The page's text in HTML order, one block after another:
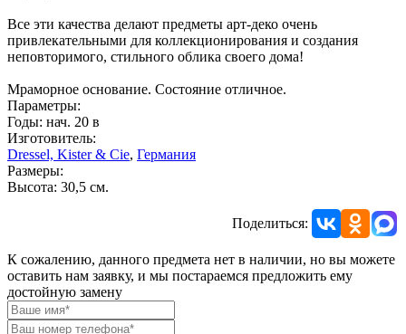
Все эти качества делают предметы арт-деко очень
привлекательными для коллекционирования и создания
неповторимого, стильного облика своего дома!
Мраморное основание. Состояние отличное.
Параметры:
Годы: нач. 20 в
Изготовитель:
Dressel, Kister & Cie, Германия
Размеры:
Высота: 30,5 см.
Поделиться:
К сожалению, данного предмета нет в наличии, но вы можете
оставить нам заявку, и мы постараемся предложить ему
достойную замену